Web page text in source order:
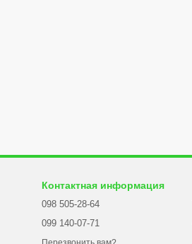
Контактная информация
098 505-28-64
099 140-07-71